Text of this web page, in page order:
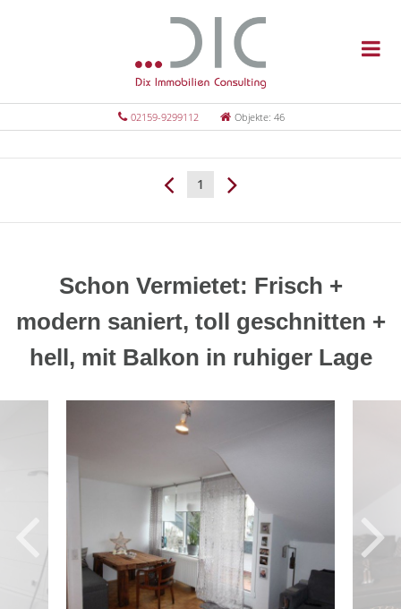
02159-9299112 Objekte: 46
1
Schon Vermietet: Frisch +
modern saniert, toll geschnitten +
hell, mit Balkon in ruhiger Lage